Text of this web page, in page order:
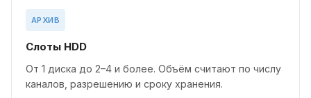
АРХИВ
Слоты HDD
От 1 диска до 2–4 и более. Объём считают по числу
каналов, разрешению и сроку хранения.